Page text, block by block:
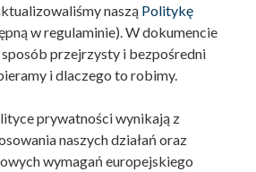
naszą Politykę
w regulaminie). W dokumencie
przejrzysty i bezpośredni
i dlaczego to robimy.
prywatności wynikają z
naszych działań oraz
wymagań europejskiego